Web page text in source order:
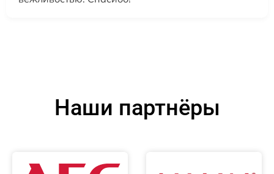
Наши партнёры